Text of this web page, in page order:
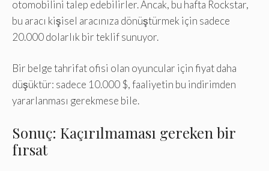
otomobilini talep edebilirler. Ancak, bu hafta Rockstar,
bu aracı kişisel aracınıza dönüştürmek için sadece
20.000 dolarlık bir teklif sunuyor.
Bir belge tahrifat ofisi olan oyuncular için fiyat daha
düşüktür: sadece 10.000 $, faaliyetin bu indirimden
yararlanması gerekmese bile.
Sonuç: Kaçırılmaması gereken bir
fırsat